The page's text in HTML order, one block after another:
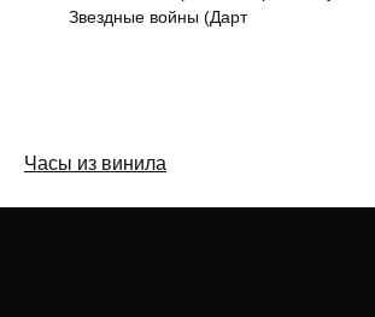
Звездные войны (Дарт
Часы из винила